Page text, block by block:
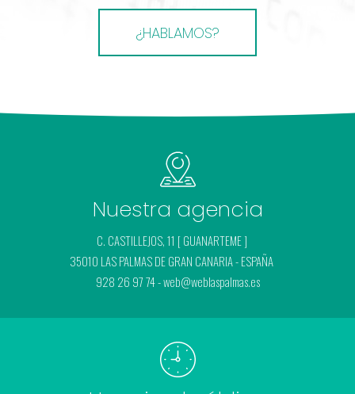
¿HABLAMOS?
Nuestra agencia
C. CASTILLEJOS, 11 [ GUANARTEME ]
35010 LAS PALMAS DE GRAN CANARIA - ESPAÑA
928 26 97 74 - web@weblaspalmas.es